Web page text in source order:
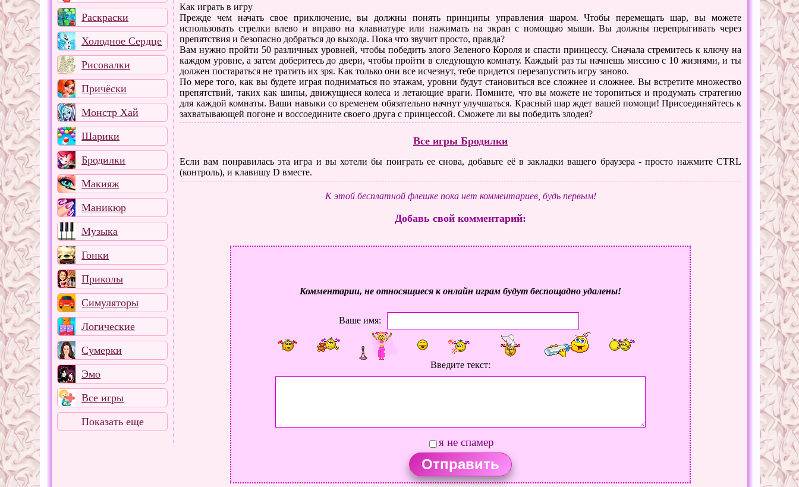
Раскраски
Холодное Сердце
Рисовалки
Причёски
Монстр Хай
Шарики
Бродилки
Макияж
Маникюр
Музыка
Гонки
Приколы
Симуляторы
Логические
Сумерки
Эмо
Все игры
Показать еще
Как играть в игру
Прежде чем начать свое приключение, вы должны понять принципы управления шаром. Чтобы перемещать шар, вы можете
использовать стрелки влево и вправо на клавиатуре или нажимать на экран с помощью мыши. Вы должны перепрыгивать через
препятствия и безопасно добраться до выхода. Пока что звучит просто, правда?
Вам нужно пройти 50 различных уровней, чтобы победить злого Зеленого Короля и спасти принцессу. Сначала стремитесь к ключу на
каждом уровне, а затем доберитесь до двери, чтобы пройти в следующую комнату. Каждый раз ты начнешь миссию с 10 жизнями, и ты
должен постараться не тратить их зря. Как только они все исчезнут, тебе придется перезапустить игру заново.
По мере того, как вы будете играя подниматься по этажам, уровни будут становиться все сложнее и сложнее. Вы встретите множество
препятствий, таких как шипы, движущиеся колеса и летающие враги. Помните, что вы можете не торопиться и продумать стратегию
для каждой комнаты. Ваши навыки со временем обязательно начнут улучшаться. Красный шар ждет вашей помощи! Присоединяйтесь к
захватывающей погоне и воссоедините своего друга с принцессой. Сможете ли вы победить злодея?
Все игры Бродилки
Если вам понравилась эта игра и вы хотели бы поиграть ее снова, добавьте её в закладки вашего браузера - просто нажмите CTRL
(контроль), и клавишу D вместе.
К этой бесплатной флешке пока нет комментариев, будь первым!
Добавь свой комментарий:
Комментарии, не относящиеся к онлайн играм будут беспощадно удалены!
Ваше имя:
Введите текст:
я не спамер